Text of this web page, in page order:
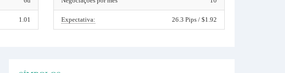
1.01 Expectativa: 26.3 Pips / $1.92